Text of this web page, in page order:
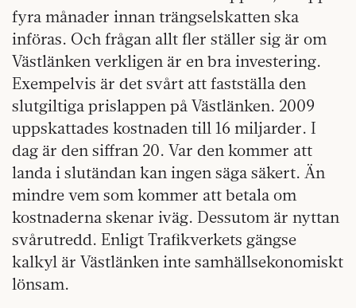
fyra månader innan trängselskatten ska
införas. Och frågan allt fler ställer sig är om
Västlänken verkligen är en bra investering.
Exempelvis är det svårt att fastställa den
slutgiltiga prislappen på Västlänken. 2009
uppskattades kostnaden till 16 miljarder. I
dag är den siffran 20. Var den kommer att
landa i slutändan kan ingen säga säkert. Än
mindre vem som kommer att betala om
kostnaderna skenar iväg. Dessutom är nyttan
svårutredd. Enligt Trafikverkets gängse
kalkyl är Västlänken inte samhällsekonomiskt
lönsam.